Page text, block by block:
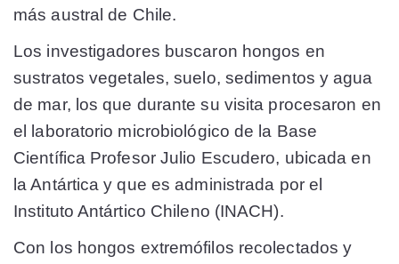
más austral de Chile.
Los investigadores buscaron hongos en
sustratos vegetales, suelo, sedimentos y agua
de mar, los que durante su visita procesaron en
el laboratorio microbiológico de la Base
Científica Profesor Julio Escudero, ubicada en
la Antártica y que es administrada por el
Instituto Antártico Chileno (INACH).
Con los hongos extremófilos recolectados y